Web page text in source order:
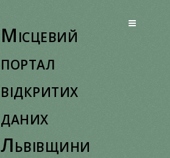
Місцевий
портал
відкритих
даних
Львівщини